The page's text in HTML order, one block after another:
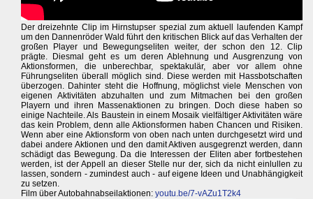
Der dreizehnte Clip im Hirnstupser spezial zum aktuell laufenden Kampf
um den Dannenröder Wald führt den kritischen Blick auf das Verhalten der
großen Player und Bewegungseliten weiter, der schon den 12. Clip
prägte. Diesmal geht es um deren Ablehnung und Ausgrenzung von
Aktionsformen, die unberechbar, spektakulär, aber vor allem ohne
Führungseliten überall möglich sind. Diese werden mit Hassbotschaften
überzogen. Dahinter steht die Hoffnung, möglichst viele Menschen von
eigenen Aktivitäten abzuhalten und zum Mitmachen bei den großen
Playern und ihren Massenaktionen zu bringen. Doch diese haben so
einige Nachteile. Als Baustein in einem Mosaik vielfältiger Aktivitäten wäre
das kein Problem, denn alle Aktionsformen haben Chancen und Risiken.
Wenn aber eine Aktionsform von oben nach unten durchgesetzt wird und
dabei andere Aktionen und den damit Aktiven ausgegrenzt werden, dann
schädigt das Bewegung. Da die Interessen der Eliten aber fortbestehen
werden, ist der Appell an dieser Stelle nur der, sich da nicht einlullen zu
lassen, sondern - zumindest auch - auf eigene Ideen und Unabhängigkeit
zu setzen.
Film über Autobahnabseilaktionen: youtu.be/7-vAZu1T2k4